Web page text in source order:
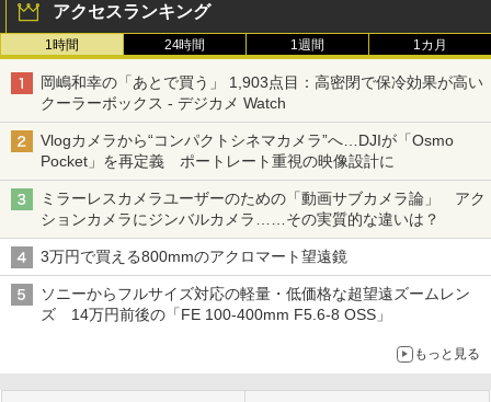
アクセスランキング
1時間 24時間 1週間 1カ月
岡嶋和幸の「あとで買う」 1,903点目：高密閉で保冷効果が高い
クーラーボックス - デジカメ Watch
Vlogカメラから“コンパクトシネマカメラ”へ…DJIが「Osmo
Pocket」を再定義 ポートレート重視の映像設計に
ミラーレスカメラユーザーのための「動画サブカメラ論」 アク
ションカメラにジンバルカメラ……その実質的な違いは？
3万円で買える800mmのアクロマート望遠鏡
ソニーからフルサイズ対応の軽量・低価格な超望遠ズームレン
ズ 14万円前後の「FE 100-400mm F5.6-8 OSS」
もっと見る